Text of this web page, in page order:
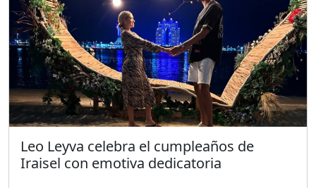
Leo Leyva celebra el cumpleaños de
Iraisel con emotiva dedicatoria